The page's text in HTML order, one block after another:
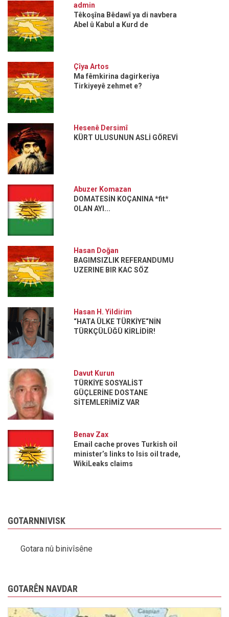
admin
Têkoşîna Bêdawî ya di navbera
Abel û Kabul a Kurd de
Çîya Artos
Ma fêmkirina dagirkeriya
Tirkiyeyê zehmet e?
Hesenê Dersimî
KÜRT ULUSUNUN ASLİ GÖREVİ
Abuzer Komazan
DOMATESİN KOÇANINA *fit*
OLAN AYI...
Hasan Doğan
BAGIMSIZLIK REFERANDUMU
UZERINE BIR KAC SÖZ
Hasan H. Yildirim
“HATA ÜLKE TÜRKİYE“NİN
TÜRKÇÜLÜĞÜ KİRLİDİR!
Davut Kurun
TÜRKİYE SOSYALİST
GÜÇLERİNE DOSTANE
SİTEMLERİMİZ VAR
Benav Zax
Email cache proves Turkish oil
minister’s links to Isis oil trade,
WikiLeaks claims
GOTARNNIVISK
Gotara nû binivîsêne
GOTARÊN NAVDAR